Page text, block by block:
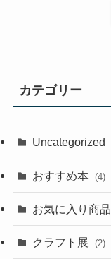
カテゴリー
Uncategorized
おすすめ本 (4)
お気に入り商品
クラフト展 (2)